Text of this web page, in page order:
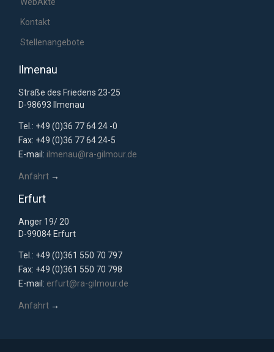
Kontakt
Stellenangebote
Ilmenau
Straße des Friedens 23-25
D-98693 Ilmenau
Tel.: +49 (0)36 77 64 24 -0
Fax: +49 (0)36 77 64 24-5
E-mail: ilmenau@ra-gilmour.de
Anfahrt →
Erfurt
Anger 19/ 20
D-99084 Erfurt
Tel.: +49 (0)361 550 70 797
Fax: +49 (0)361 550 70 798
E-mail: erfurt@ra-gilmour.de
Anfahrt →